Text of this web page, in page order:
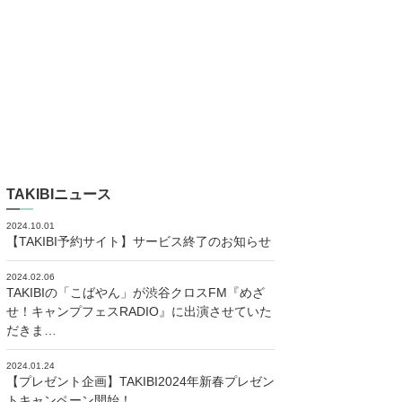
TAKIBIニュース
2024.10.01
【TAKIBI予約サイト】サービス終了のお知らせ
2024.02.06
TAKIBIの「こばやん」が渋谷クロスFM『めざ
せ！キャンプフェスRADIO』に出演させていた
だきま…
2024.01.24
【プレゼント企画】TAKIBI2024年新春プレゼン